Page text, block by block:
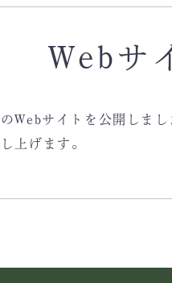
Webサ
Webサイトを公開しまし
上げます。